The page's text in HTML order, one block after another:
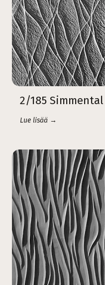
2/185 Simmental
Lue lisää →